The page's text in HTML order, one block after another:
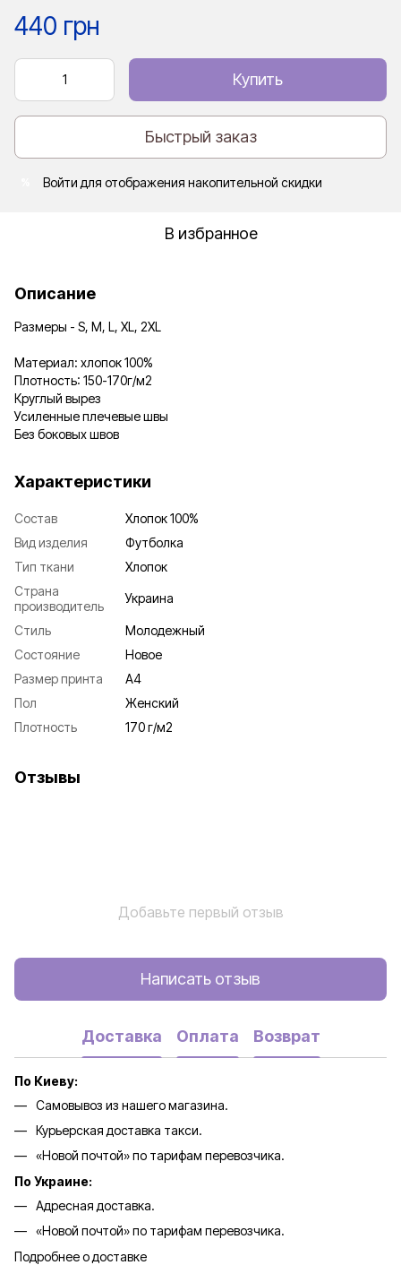
440 грн
Купить
Быстрый заказ
Войти для отображения накопительной скидки
В избранное
Описание
Размеры - S, M, L, XL, 2XL
Материал: хлопок 100%
Плотность: 150-170г/м2
Круглый вырез
Усиленные плечевые швы
Без боковых швов
Характеристики
Состав
Хлопок 100%
Вид изделия
Футболка
Тип ткани
Хлопок
Страна
производитель
Украина
Стиль
Молодежный
Состояние
Новое
Размер принта
А4
Пол
Женский
Плотность
170 г/м2
Отзывы
Добавьте первый отзыв
Написать отзыв
Доставка Оплата Возврат
По Киеву:
Самовывоз из нашего магазина.
Курьерская доставка такси.
«Новой почтой» по тарифам перевозчика.
По Украине:
Адресная доставка.
«Новой почтой» по тарифам перевозчика.
Подробнее о доставке